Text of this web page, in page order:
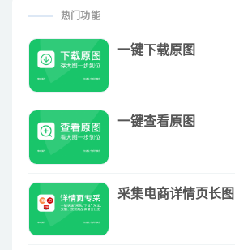
热门功能
一键下载原图
一键查看原图
采集电商详情页长图